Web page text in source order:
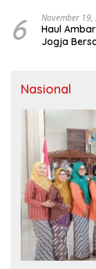
6 November 19,
Haul
Jogja
Nasional